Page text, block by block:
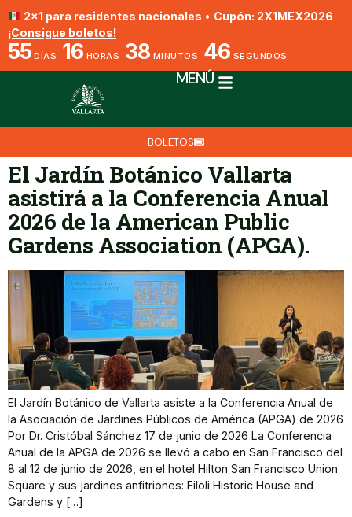
2x1 para residentes nacionales • Cupón: 2X1MEX2026
¡Consigue boletos!
55 DÍAS 16 HORAS 38 MINUTOS 45 SEGUNDOS
MENÚ
BOLETOS
El Jardín Botánico Vallarta
asistirá a la Conferencia Anual
2026 de la American Public
Gardens Association (APGA).
El Jardín Botánico de Vallarta asiste a la Conferencia Anual de
la Asociación de Jardines Públicos de América (APGA) de 2026
Por Dr. Cristóbal Sánchez 17 de junio de 2026 La Conferencia
Anual de la APGA de 2026 se llevó a cabo en San Francisco del
8 al 12 de junio de 2026, en el hotel Hilton San Francisco Union
Square y sus jardines anfitriones: Filoli Historic House and
Gardens y […]